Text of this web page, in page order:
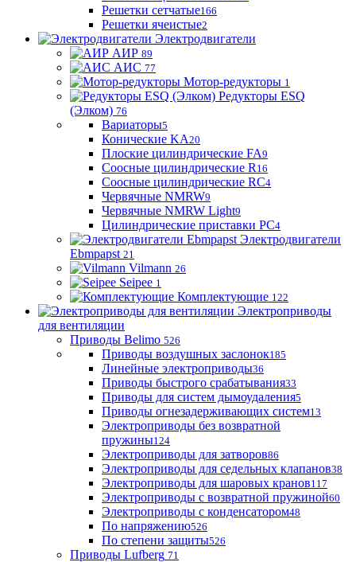
Решетки сетчатые166
Решетки ячеистые2
Электродвигатели
АИР 89
АИС 77
Мотор-редукторы 1
Редукторы ESQ
(Элком) 76
Вариаторы5
Конические KA20
Плоские цилиндрические FA9
Соосные цилиндрические R 16
Соосные цилиндрические RC4
Червячные NMRW9
Червячные NMRW Light9
Цилиндрические приставки PC4
Электродвигатели
Ebmpapst 21
Vilmann 26
Seipee 1
Комплектующие 122
Электроприводы
для вентиляции
Приводы Belimo 526
Приводы воздушных заслонок185
Линейные электроприводы36
Приводы быстрого срабатывания33
Приводы для систем дымоудаления5
Приводы огнезадерживающих систем13
Электроприводы без возвратной
пружины124
Электроприводы для затворов86
Электроприводы для седельных клапанов38
Электроприводы для шаровых кранов117
Электроприводы с возвратной пружиной60
Электроприводы с конденсатором48
По напряжению526
По степени защиты526
Приводы Lufberg 71